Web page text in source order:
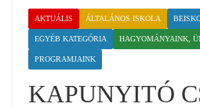
AKTUÁLIS ÁLTALÁNOS ISKOLA
EGYÉB KATEGÓRIA HAGYOMÁNYAINK,
PROGRAMJAINK
KAPUNYITÓ